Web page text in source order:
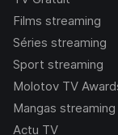
Films streaming
Séries streaming
Sport streaming
Molotov TV
Mangas streaming
Actu TV